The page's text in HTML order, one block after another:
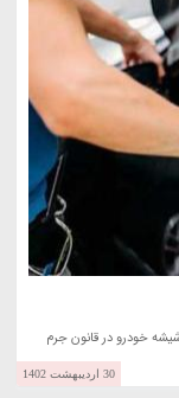
خودرو در قانون جرم
30 اردیبهشت 1402